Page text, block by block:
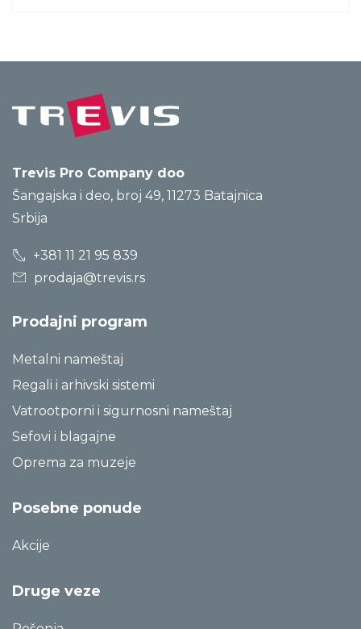
Trevis Pro Company doo
Šangajska i deo, broj 49, 11273 Batajnica
Srbija
+381 11 21 95 839
prodaja@trevis.rs
Prodajni program
Metalni nameštaj
Regali i arhivski sistemi
Vatrootporni i sigurnosni nameštaj
Sefovi i blagajne
Oprema za muzeje
Posebne ponude
Akcije
Druge veze